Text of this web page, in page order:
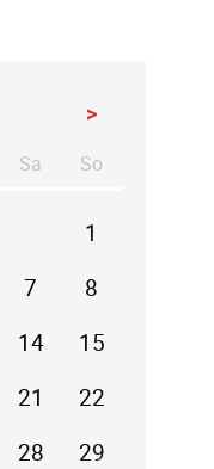
>
eitagSa mstag
So
1
7
8
14
15
21
22
28
29